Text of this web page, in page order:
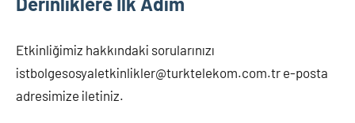
Etkinliğimiz hakkındaki sorularınızı
istbolgesosyaletkinlikler@turktelekom.com.tr e-posta
adresimize iletiniz.